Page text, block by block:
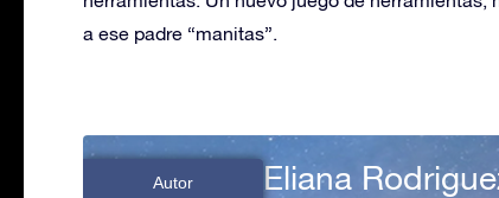
a ese padre “manitas”.
Autor Eliana